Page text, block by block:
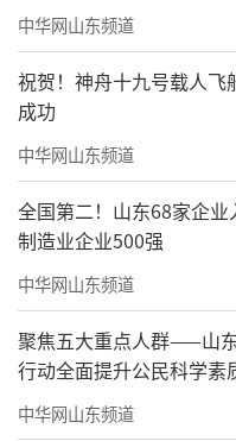
中华网山东频道
祝贺！神舟十九号载人飞
成功
中华网山东频道
全国第二！山东68家企业
制造业企业500强
中华网山东频道
聚焦五大重点人群——山
行动全面提升公民科学素
中华网山东频道